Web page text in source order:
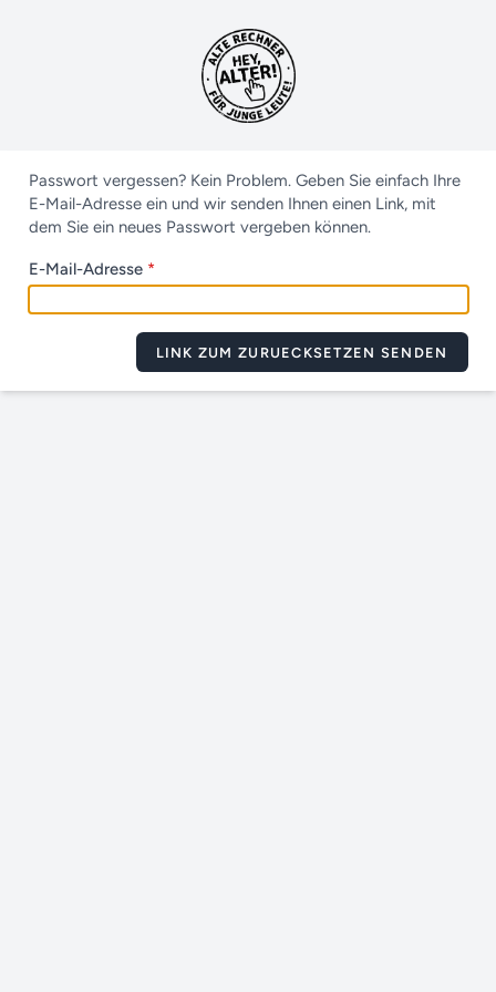
Passwort vergessen? Kein Problem. Geben Sie einfach Ihre
E-Mail-Adresse ein und wir senden Ihnen einen Link, mit
dem Sie ein neues Passwort vergeben können.
E-Mail-Adresse *(Pflichtfeld)
LINK ZUM ZURUECKSETZEN SENDEN